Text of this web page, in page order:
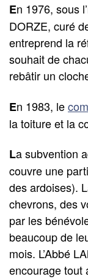
En 1976, sous
DORZE, curé
entreprend la
souhait de
rebâtir un
En 1983, le
la toiture et la
La subvention
couvre une
des ardoises).
chevrons, des
par les
beaucoup de
mois. L’Abbé
encourage tout